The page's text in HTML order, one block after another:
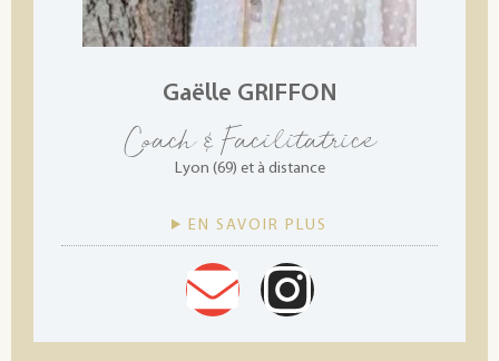
Gaëlle GRIFFON
Coach & Facilitatrice
Lyon (69) et à distance
EN SAVOIR PLUS